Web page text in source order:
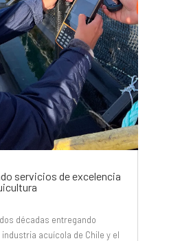
servicios de excelencia
décadas entregando
acuícola de Chile y el